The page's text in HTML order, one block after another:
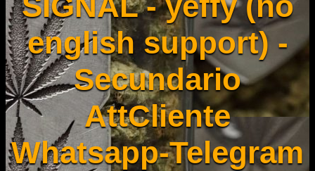
english support) -
Secundario
AttCliente
Whatsapp-Telegram